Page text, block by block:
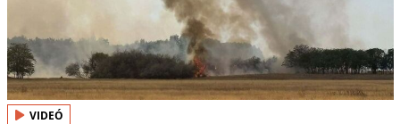
VIDEÓ